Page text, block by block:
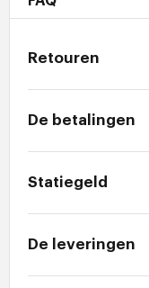
Retouren
De betalingen
Statiegeld
De leveringen